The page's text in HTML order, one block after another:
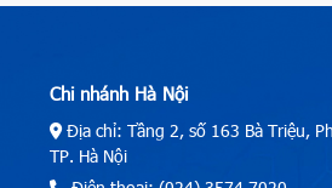
Chi nhánh Hà Nội
Địa chỉ: Tầng 2, số 163 Bà Triệu,
TP. Hà Nội